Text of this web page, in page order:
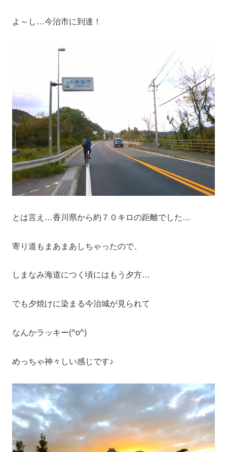
よ～し…今治市に到達！
とは言え…香川県から約７０キロの距離でした…
寄り道もまあまあしちゃったので、
しまなみ海道につく頃にはもう夕方…
でも夕焼けに染まる今治城が見られて
なんかラッキー(^o^)
めっちゃ神々しい感じです♪